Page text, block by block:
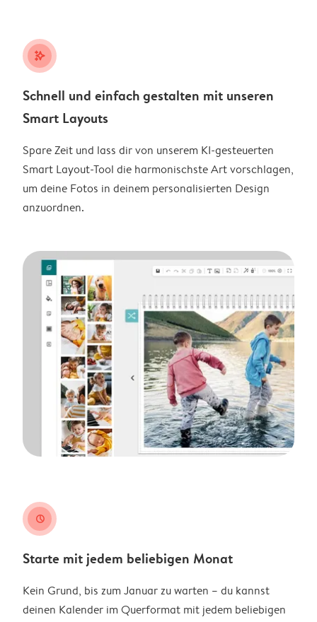
stars_plus
Schnell und einfach gestalten mit unseren
Smart Layouts
Spare Zeit und lass dir von unserem KI-gesteuerten
Smart Layout-Tool die harmonischste Art vorschlagen,
um deine Fotos in deinem personalisierten Design
anzuordnen.
clock
Starte mit jedem beliebigen Monat
Kein Grund, bis zum Januar zu warten – du kannst
deinen Kalender im Querformat mit jedem beliebigen